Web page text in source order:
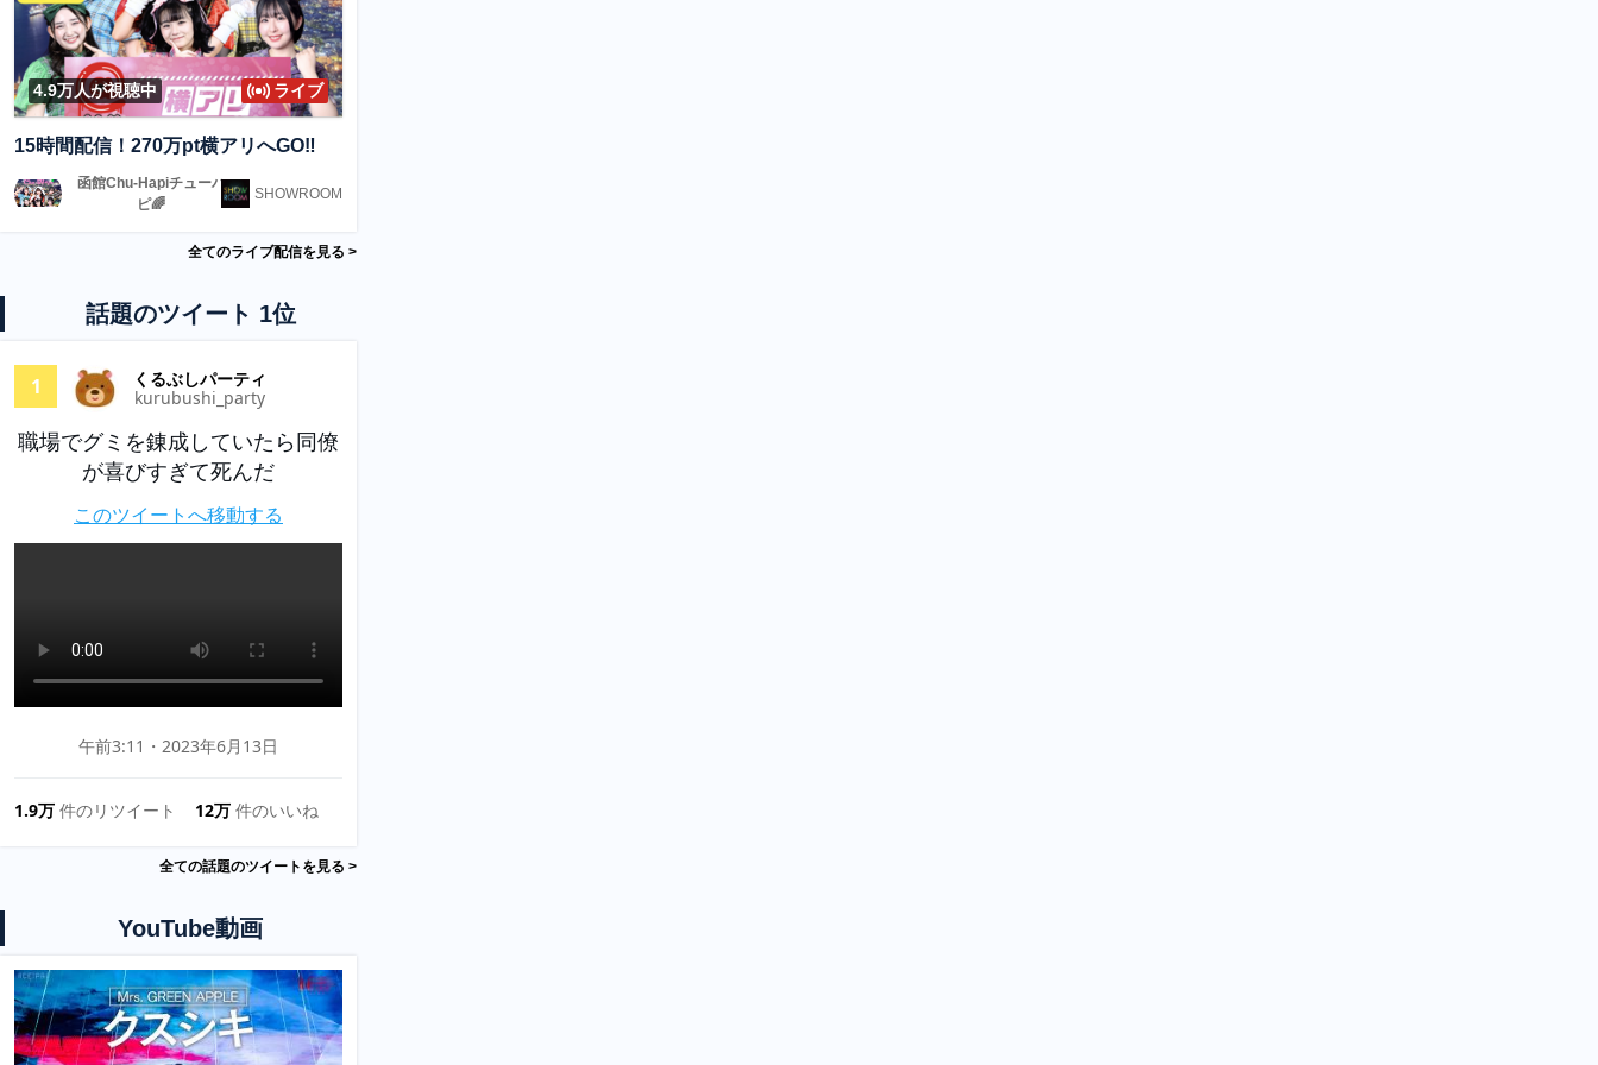
4.9万人が視聴中 ライブ
15時間配信！270万pt横アリへGO‼️
函館Chu-Hapiチューハ
ピ🌈
SHOWROOM
全てのライブ配信を見る >
話題のツイート 1位
1
くるぶしパーティ
kurubushi_party
職場でグミを錬成していたら同僚
が喜びすぎて死んだ
このツイートへ移動する
午前3:11・2023年6月13日
1.9万 件のリツイート 12万 件のいいね
全ての話題のツイートを見る >
YouTube動画